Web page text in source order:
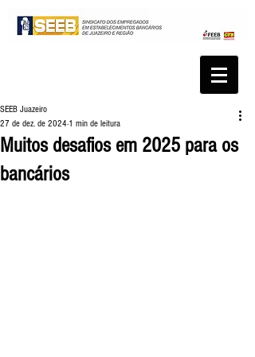
Muitos desafios em 2025 para os
bancários
SEEB Juazeiro
27 de dez. de 2024 1 min de leitura